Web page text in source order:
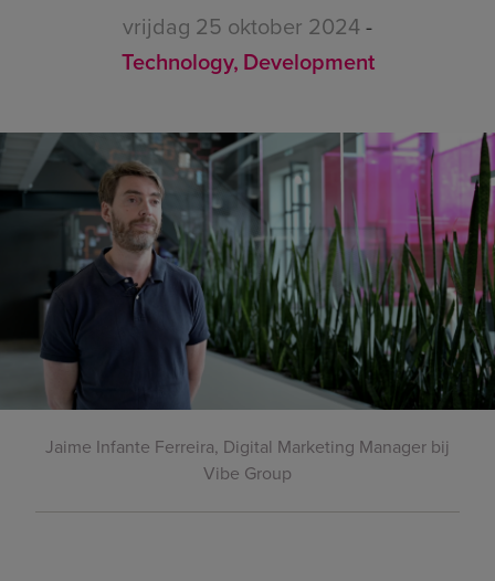
vrijdag 25 oktober 2024-
Technology Development
Jaime Infante Ferreira, Digital Marketing Manager bij
Vibe Group